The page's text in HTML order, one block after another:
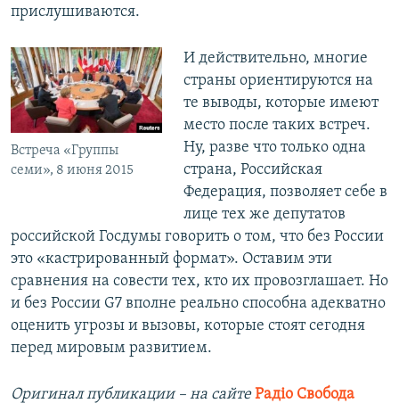
прислушиваются.
Встреча «Группы
семи», 8 июня 2015
И действительно, многие
страны ориентируются на
те выводы, которые имеют
место после таких встреч.
Ну, разве что только одна
страна, Российская
Федерация, позволяет себе в
лице тех же депутатов
российской Госдумы говорить о том, что без России
это «кастрированный формат». Оставим эти
сравнения на совести тех, кто их провозглашает. Но
и без России G7 вполне реально способна адекватно
оценить угрозы и вызовы, которые стоят сегодня
перед мировым развитием.
Оригинал публикации – на сайте Радіо Свобода